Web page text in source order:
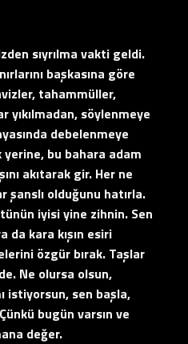
sıyrılma vakti geldi.
başkasına göre
tahammüller,
yıkılmadan, söylenmeye
debelenmeye
bu bahara adam
akıtarak gir. Her ne
şanslı olduğunu hatırla.
iyisi yine zihnin. Sen
da kara kışın esiri
özgür bırak. Taşlar
Ne olursa olsun,
istiyorsun, sen başla,
bugün varsın ve
değer.